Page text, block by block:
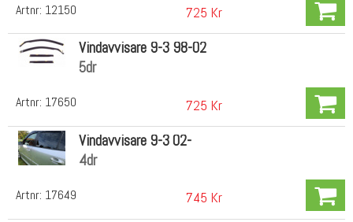
Artnr: 12150 725 Kr
Artnr: 17650
Vindavvisare 9-3 98-02
5dr
725 Kr
Artnr: 17649
Vindavvisare 9-3 02-
4dr
745 Kr